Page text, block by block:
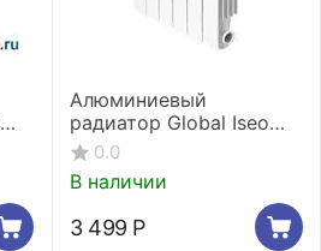
Алюминиевый
радиатор Global Iseo
500 3 секции
0.0
В наличии
3 499 Р